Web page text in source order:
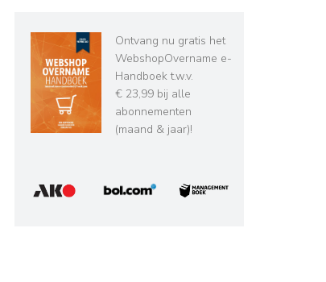
Ontvang nu gratis het
WebshopOvername e-
Handboek t.w.v.
€ 23,99 bij alle
abonnementen
(maand & jaar)!